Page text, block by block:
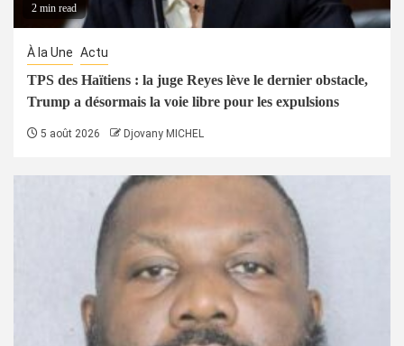
2 min read
À la Une Actu
TPS des Haïtiens : la juge Reyes lève le dernier obstacle,
Trump a désormais la voie libre pour les expulsions
5 août 2026 Djovany MICHEL